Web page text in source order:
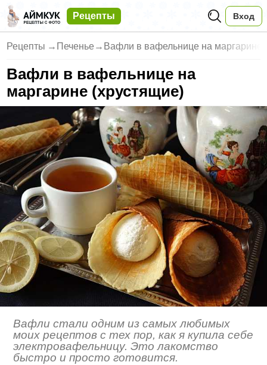
Рецепты Вход
Рецепты → Печенье → Вафли в вафельнице на маргарине
Вафли в вафельнице на
маргарине (хрустящие)
​Вафли стали одним из самых любимых
моих рецептов с тех пор, как я купила себе
электровафельницу. Это лакомство
быстро и просто готовится.